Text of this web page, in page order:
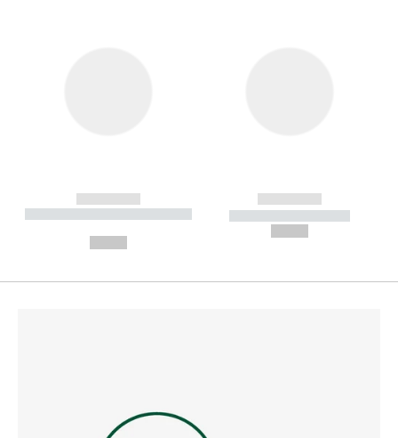
------------
----------- ----------- --------
------------
----------- -----------